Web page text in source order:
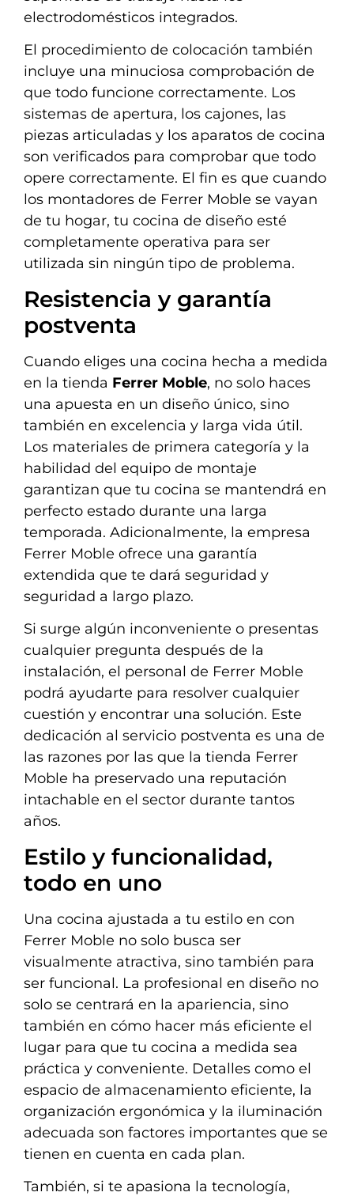
electrodomésticos integrados.
El procedimiento de colocación también
incluye una minuciosa comprobación de
que todo funcione correctamente. Los
sistemas de apertura, los cajones, las
piezas articuladas y los aparatos de cocina
son verificados para comprobar que todo
opere correctamente. El fin es que cuando
los montadores de Ferrer Moble se vayan
de tu hogar, tu cocina de diseño esté
completamente operativa para ser
utilizada sin ningún tipo de problema.
Resistencia y garantía
postventa
Cuando eliges una cocina hecha a medida
en la tienda Ferrer Moble, no solo haces
una apuesta en un diseño único, sino
también en excelencia y larga vida útil.
Los materiales de primera categoría y la
habilidad del equipo de montaje
garantizan que tu cocina se mantendrá en
perfecto estado durante una larga
temporada. Adicionalmente, la empresa
Ferrer Moble ofrece una garantía
extendida que te dará seguridad y
seguridad a largo plazo.
Si surge algún inconveniente o presentas
cualquier pregunta después de la
instalación, el personal de Ferrer Moble
podrá ayudarte para resolver cualquier
cuestión y encontrar una solución. Este
dedicación al servicio postventa es una de
las razones por las que la tienda Ferrer
Moble ha preservado una reputación
intachable en el sector durante tantos
años.
Estilo y funcionalidad,
todo en uno
Una cocina ajustada a tu estilo en con
Ferrer Moble no solo busca ser
visualmente atractiva, sino también para
ser funcional. La profesional en diseño no
solo se centrará en la apariencia, sino
también en cómo hacer más eficiente el
lugar para que tu cocina a medida sea
práctica y conveniente. Detalles como el
espacio de almacenamiento eficiente, la
organización ergonómica y la iluminación
adecuada son factores importantes que se
tienen en cuenta en cada plan.
También, si te apasiona la tecnología,